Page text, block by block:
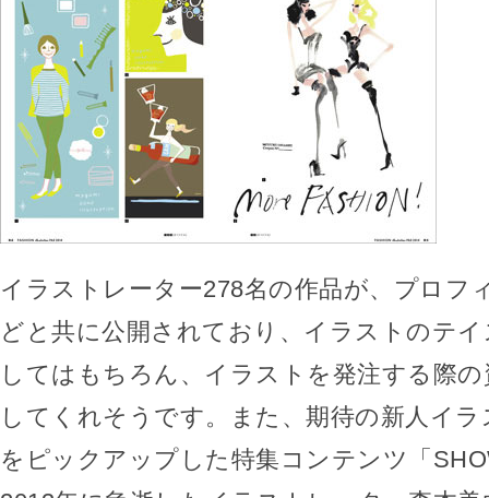
イラストレーター278名の作品が、プロフ
どと共に公開されており、イラストのテ
してはもちろん、イラストを発注する際
してくれそうです。また、期待の新人イ
をピックアップした特集コンテンツ「